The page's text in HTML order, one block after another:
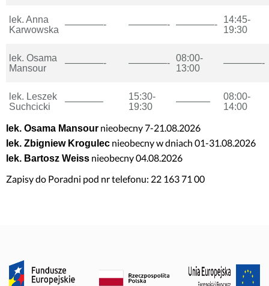
lek. Anna
Karwowska
————- ————- ————-
14:45-
19:30
lek. Osama
Mansour
————- ————- 08:00-
13:00
————-
lek. Leszek
Suchcicki
————
15:30-
19:30
———–
08:00-
14:00
lek. Osama Mansour nieobecny 7-21.08.2026
lek. Zbigniew Krogulec nieobecny w dniach 01-31.08.2026
lek. Bartosz Weiss nieobecny 04.08.2026
Zapisy do Poradni pod nr telefonu: 22 163 71 00